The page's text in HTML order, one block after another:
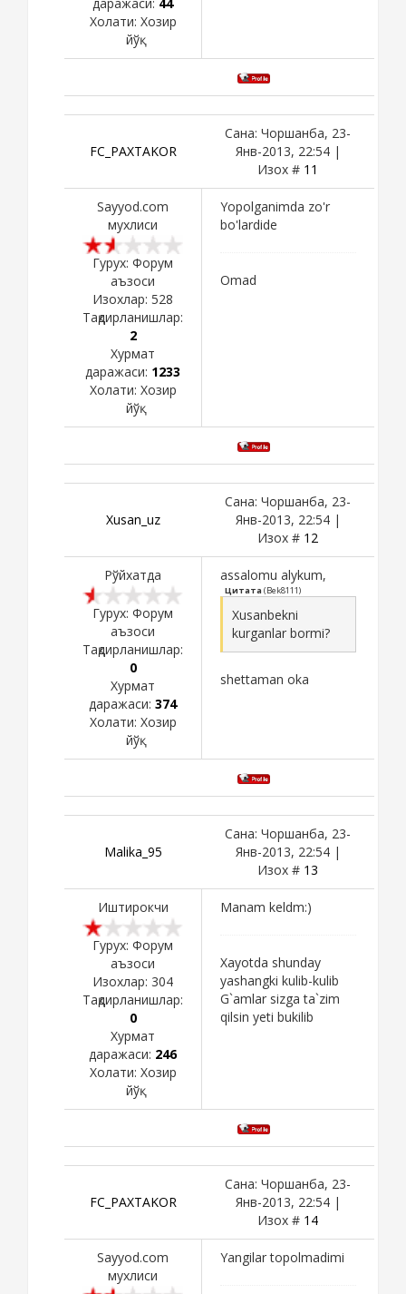
Холати: Хозир
йўқ
FC_PAXTAKOR
Сана: Чоршанба, 23-
Янв-2013, 22:54 |
Изох # 11
Sayyod.com
мухлиси
Гурух: Форум
аъзоси
Изохлар: 528
Тақдирланишлар:
2
Хурмат
даражаси: 1233
Холати: Хозир
йўқ
Yopolganimda zo'r
bo'lardide
Omad
Xusan_uz
Сана: Чоршанба, 23-
Янв-2013, 22:54 |
Изох # 12
Рўйхатда
Гурух: Форум
аъзоси
Тақдирланишлар:
0
Хурмат
даражаси: 374
Холати: Хозир
йўқ
assalomu alykum,
Цитата (Bek8111)
Xusanbekni
kurganlar bormi?
shettaman oka
Malika_95
Сана: Чоршанба, 23-
Янв-2013, 22:54 |
Изох # 13
Иштирокчи
Гурух: Форум
аъзоси
Изохлар: 304
Тақдирланишлар:
0
Хурмат
даражаси: 246
Холати: Хозир
йўқ
Manam keldm:)
Xayotda shunday
yashangki kulib-kulib
G`amlar sizga ta`zim
qilsin yeti bukilib
FC_PAXTAKOR
Сана: Чоршанба, 23-
Янв-2013, 22:54 |
Изох # 14
Sayyod.com
мухлиси
Yangilar topolmadimi